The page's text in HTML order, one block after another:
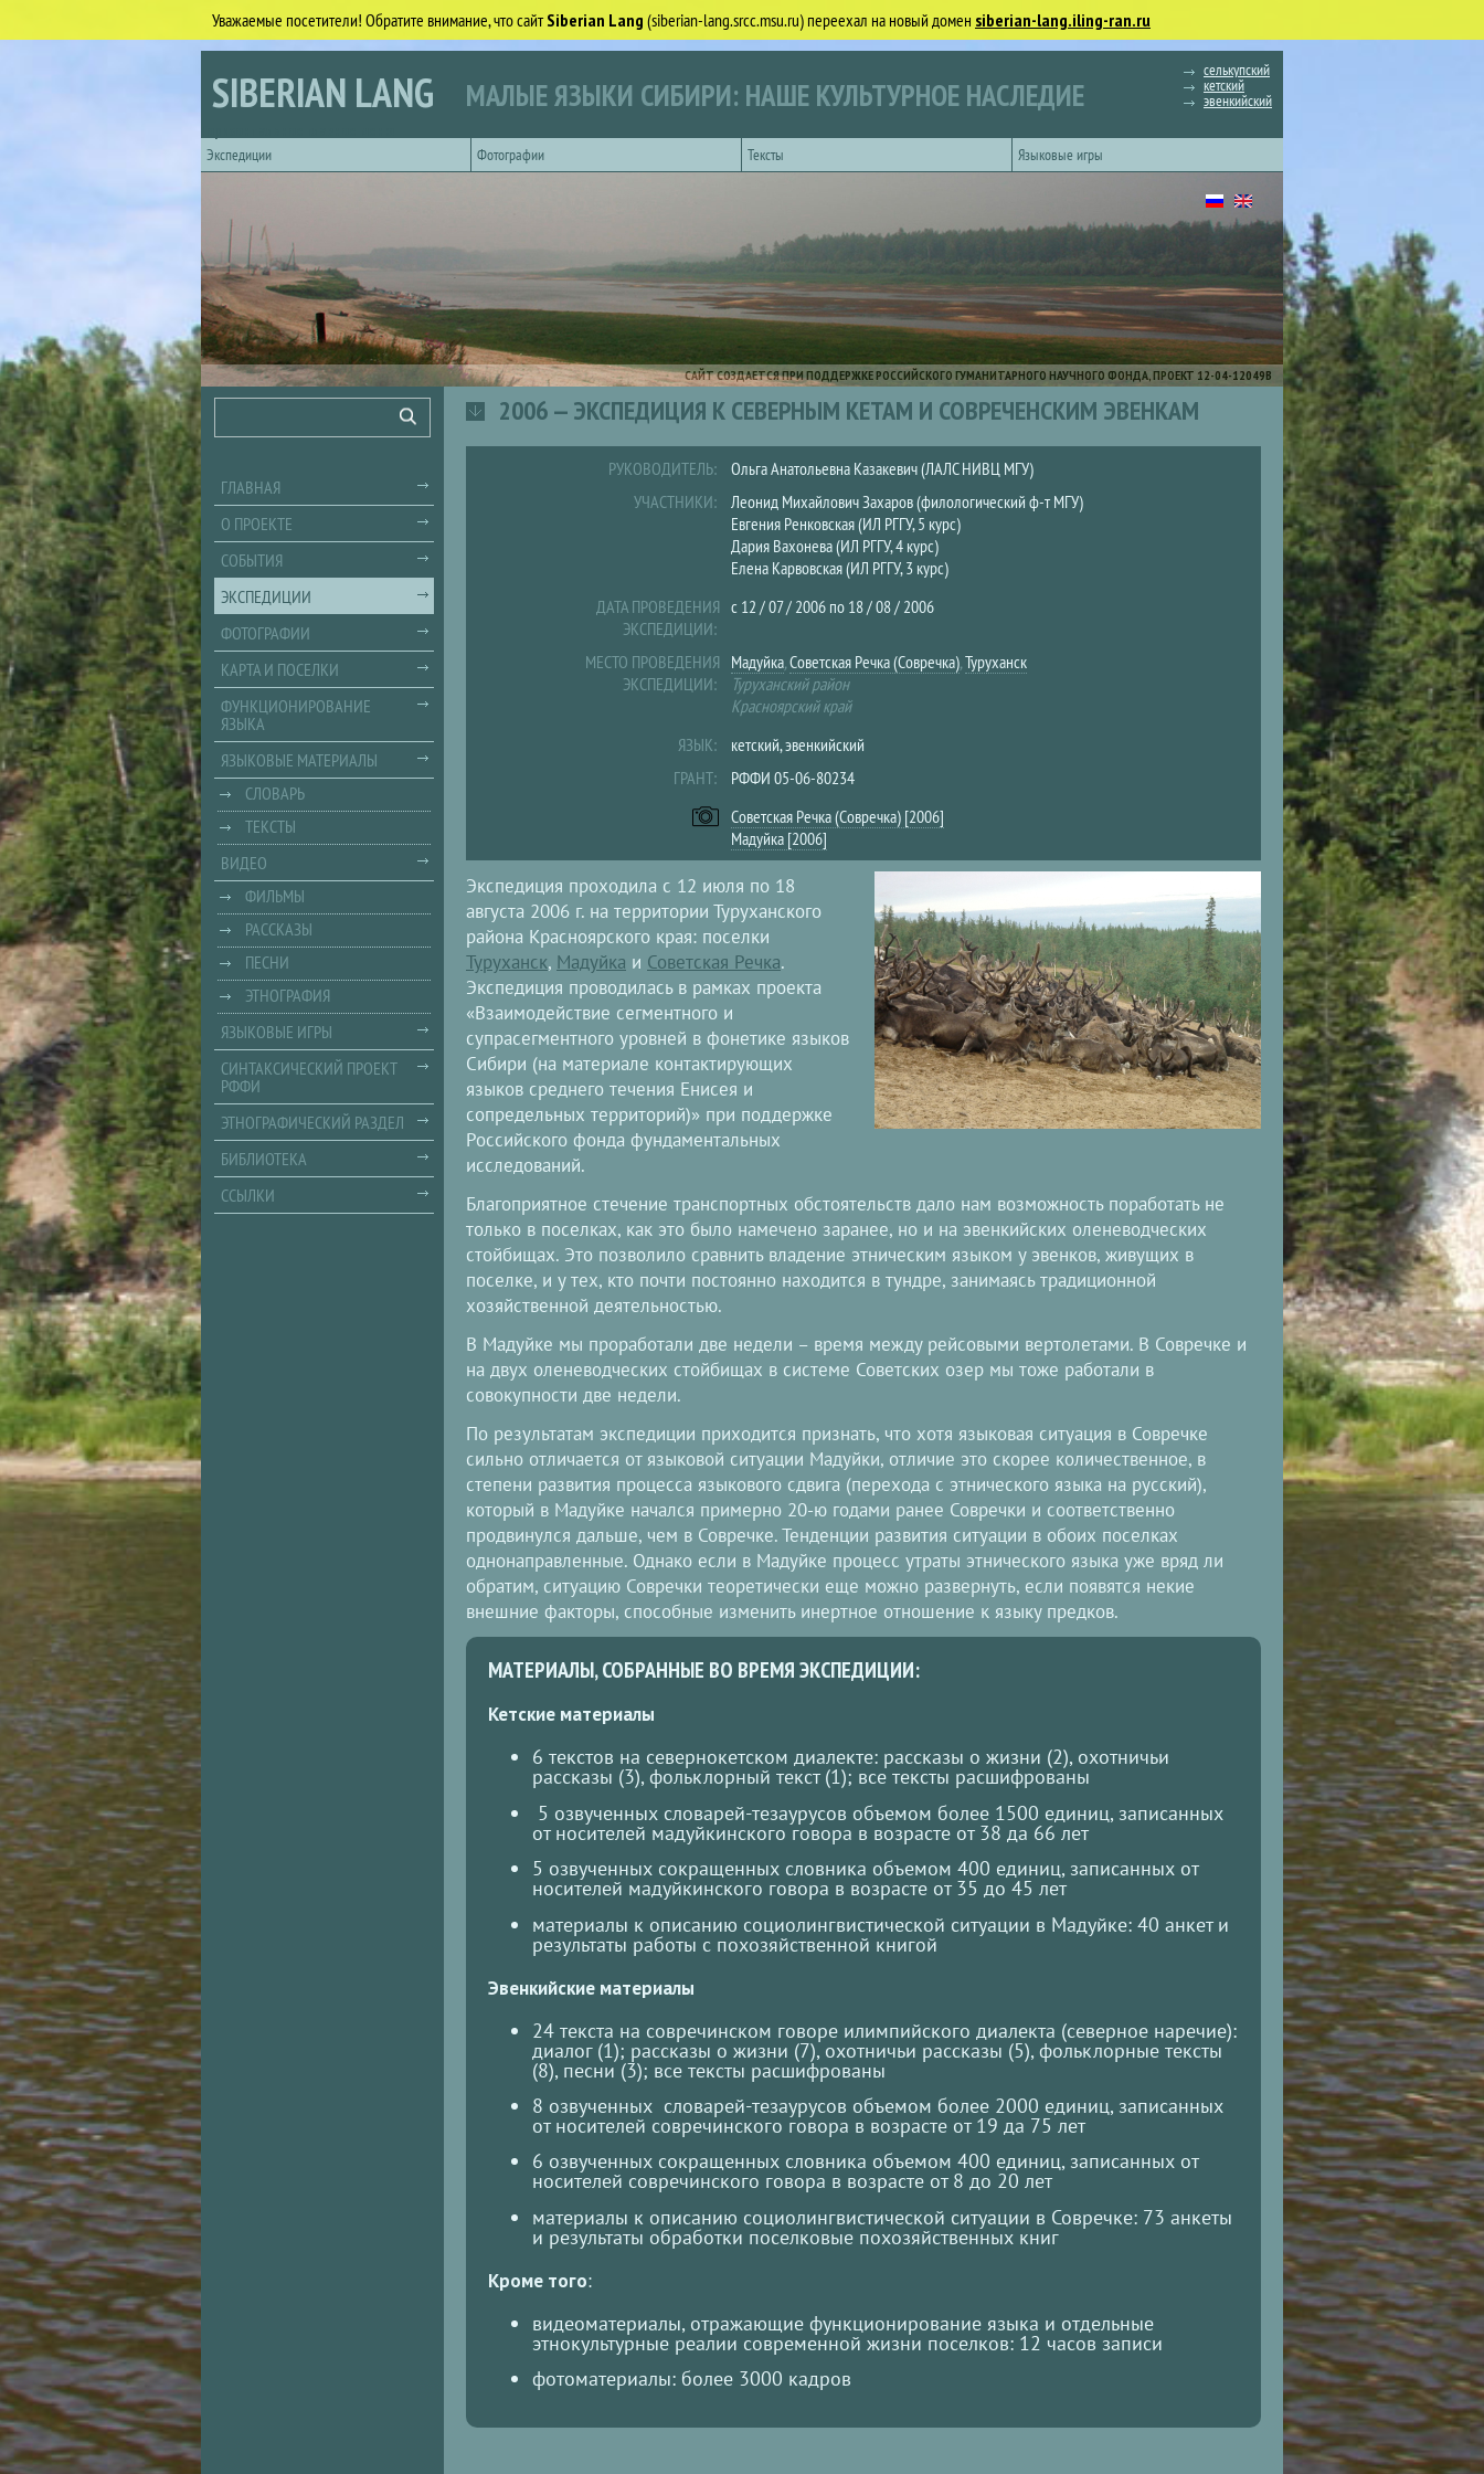
Уважаемые посетители! Обратите внимание, что сайтSiberian Lang (siberian-lang.srcc.msu.ru) переехал на новый домен siberian-lang.iling-ran.ru
SIBERIAN LANG МАЛЫЕ ЯЗЫКИ СИБИРИ: НАШЕ КУЛЬТУРНОЕ НАСЛЕДИЕ
селькупский
кетский
эвенкийский
Экспедиции
Фотографии Тексты Языковые игры
САЙТ СОЗДАЕТСЯ ПРИ ПОДДЕРЖКЕ РОССИЙСКОГО ГУМАНИТАРНОГО НАУЧНОГО ФОНДА, ПРОЕКТ 12-04-12049В
2006 — ЭКСПЕДИЦИЯ К СЕВЕРНЫМ КЕТАМ И СОВРЕЧЕНСКИМ ЭВЕНКАМ
РУКОВОДИТЕЛЬ:
Ольга Анатольевна Казакевич (ЛАЛС НИВЦ МГУ)
УЧАСТНИКИ:
Леонид Михайлович Захаров (филологический ф-т МГУ)
Евгения Ренковская (ИЛ РГГУ, 5 курс)
Дария Вахонева (ИЛ РГГУ, 4 курс)
Елена Карвовская (ИЛ РГГУ, 3 курс)
ДАТА ПРОВЕДЕНИЯ
ЭКСПЕДИЦИИ:
с 12 / 07 / 2006 по 18 / 08 / 2006
МЕСТО ПРОВЕДЕНИЯ
ЭКСПЕДИЦИИ:
Мадуйка,Советская Речка (Совречка),Туруханск
Туруханский район
Красноярский край
ЯЗЫК:
кетский, эвенкийский
ГРАНТ:
РФФИ 05-06-80234
Советская Речка (Совречка) [2006]
Мадуйка [2006]
Экспедиция проходила с 12 июля по 18
августа 2006 г. на территории Туруханского
района Красноярского края: поселки
Туруханск, Мадуйка и Советская Речка.
Экспедиция проводилась в рамках проекта
«Взаимодействие сегментного и
супрасегментного уровней в фонетике языков
Сибири (на материале контактирующих
языков среднего течения Енисея и
сопредельных территорий)» при поддержке
Российского фонда фундаментальных
исследований.
Благоприятное стечение транспортных обстоятельств дало нам возможность поработать не
только в поселках, как это было намечено заранее, но и на эвенкийских оленеводческих
стойбищах. Это позволило сравнить владение этническим языком у эвенков, живущих в
поселке, и у тех, кто почти постоянно находится в тундре, занимаясь традиционной
хозяйственной деятельностью.
В Мадуйке мы проработали две недели – время между рейсовыми вертолетами. В Совречке и
на двух оленеводческих стойбищах в системе Советских озер мы тоже работали в
совокупности две недели.
По результатам экспедиции приходится признать, что хотя языковая ситуация в Совречке
сильно отличается от языковой ситуации Мадуйки, отличие это скорее количественное, в
степени развития процесса языкового сдвига (перехода с этнического языка на русский),
который в Мадуйке начался примерно 20-ю годами ранее Совречки и соответственно
продвинулся дальше, чем в Совречке. Тенденции развития ситуации в обоих поселках
однонаправленные. Однако если в Мадуйке процесс утраты этнического языка уже вряд ли
обратим, ситуацию Совречки теоретически еще можно развернуть, если появятся некие
внешние факторы, способные изменить инертное отношение к языку предков.
МАТЕРИАЛЫ, СОБРАННЫЕ ВО ВРЕМЯ ЭКСПЕДИЦИИ:
Кетские материалы
6 текстов на севернокетском диалекте: рассказы о жизни (2), охотничьи
рассказы (3), фольклорный текст (1); все тексты расшифрованы
5 озвученных словарей-тезаурусов объемом более 1500 единиц, записанных
от носителей мадуйкинского говора в возрасте от 38 да 66 лет
5 озвученных сокращенных словника объемом 400 единиц, записанных от
носителей мадуйкинского говора в возрасте от 35 до 45 лет
материалы к описанию социолингвистической ситуации в Мадуйке: 40 анкет и
результаты работы с похозяйственной книгой
Эвенкийские материалы
24 текста на совречинском говоре илимпийского диалекта (северное наречие):
диалог (1); рассказы о жизни (7), охотничьи рассказы (5), фольклорные тексты
(8), песни (3); все тексты расшифрованы
8 озвученных словарей-тезаурусов объемом более 2000 единиц, записанных
от носителей совречинского говора в возрасте от 19 да 75 лет
6 озвученных сокращенных словника объемом 400 единиц, записанных от
носителей совречинского говора в возрасте от 8 до 20 лет
материалы к описанию социолингвистической ситуации в Совречке: 73 анкеты
и результаты обработки поселковые похозяйственных книг
Кроме того:
видеоматериалы, отражающие функционирование языка и отдельные
этнокультурные реалии современной жизни поселков: 12 часов записи
фотоматериалы: более 3000 кадров
Поиск
ГЛАВНАЯ
О ПРОЕКТЕ
СОБЫТИЯ
ЭКСПЕДИЦИИ
ФОТОГРАФИИ
КАРТА И ПОСЕЛКИ
ФУНКЦИОНИРОВАНИЕ
ЯЗЫКА
ЯЗЫКОВЫЕ МАТЕРИАЛЫ
СЛОВАРЬ
ТЕКСТЫ
ВИДЕО
ФИЛЬМЫ
РАССКАЗЫ
ПЕСНИ
ЭТНОГРАФИЯ
ЯЗЫКОВЫЕ ИГРЫ
СИНТАКСИЧЕСКИЙ ПРОЕКТ
РФФИ
ЭТНОГРАФИЧЕСКИЙ РАЗДЕЛ
БИБЛИОТЕКА
ССЫЛКИ